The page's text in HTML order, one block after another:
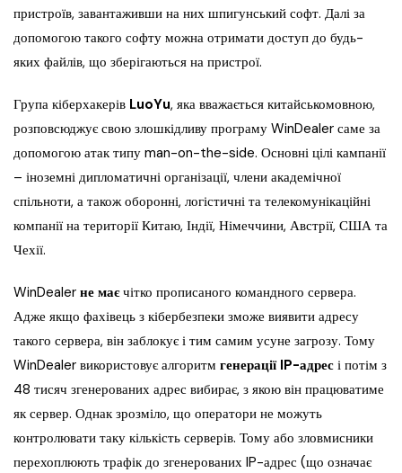
пристроїв, завантаживши на них шпигунський софт. Далі за
допомогою такого софту можна отримати доступ до будь-
яких файлів, що зберігаються на пристрої.
Група кіберхакерів LuoYu, яка вважається китайськомовною,
розповсюджує свою злошкідливу програму WinDealer саме за
допомогою атак типу man-on-the-side. Основні цілі кампанії
– іноземні дипломатичні організації, члени академічної
спільноти, а також оборонні, логістичні та телекомунікаційні
компанії на території Китаю, Індії, Німеччини, Австрії, США та
Чехії.
WinDealer не маєчітко прописаного командного сервера.
Адже якщо фахівець з кібербезпеки зможе виявити адресу
такого сервера, він заблокує і тим самим усуне загрозу. Тому
WinDealer використовує алгоритм генерації IP-адрес і потім з
48 тисяч згенерованих адрес вибирає, з якою він працюватиме
як сервер. Однак зрозміло, що оператори не можуть
контролювати таку кількість серверів. Тому або зловмисники
перехоплюють трафік до згенерованих IP-адрес (що означає